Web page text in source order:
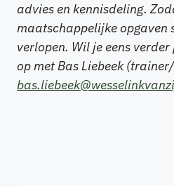
advies en kennisdeling.
maatschappelijke opgaven
verlopen. Wil je eens
op met Bas Liebeek